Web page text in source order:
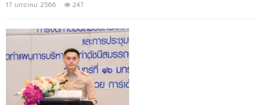
17 มกราคม 2566 247